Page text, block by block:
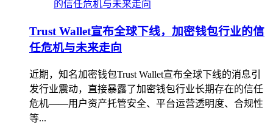
Trust Wallet宣布全球下线，加密钱包行业的信
任危机与未来走向
近期，知名加密钱包Trust Wallet宣布全球下线的消息引
发行业震动，直接暴露了加密钱包行业长期存在的信任
危机——用户资产托管安全、平台运营透明度、合规性
等...